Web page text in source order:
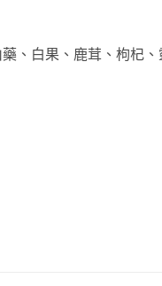
、白果、鹿茸、枸杞